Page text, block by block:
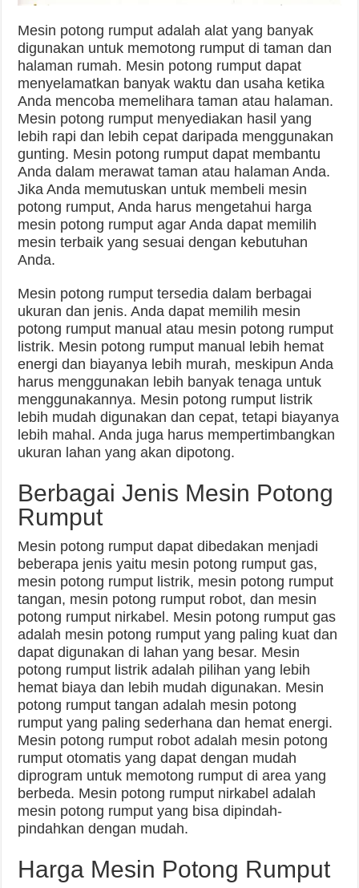
Mesin potong rumput adalah alat yang banyak
digunakan untuk memotong rumput di taman dan
halaman rumah. Mesin potong rumput dapat
menyelamatkan banyak waktu dan usaha ketika
Anda mencoba memelihara taman atau halaman.
Mesin potong rumput menyediakan hasil yang
lebih rapi dan lebih cepat daripada menggunakan
gunting. Mesin potong rumput dapat membantu
Anda dalam merawat taman atau halaman Anda.
Jika Anda memutuskan untuk membeli mesin
potong rumput, Anda harus mengetahui harga
mesin potong rumput agar Anda dapat memilih
mesin terbaik yang sesuai dengan kebutuhan
Anda.
Mesin potong rumput tersedia dalam berbagai
ukuran dan jenis. Anda dapat memilih mesin
potong rumput manual atau mesin potong rumput
listrik. Mesin potong rumput manual lebih hemat
energi dan biayanya lebih murah, meskipun Anda
harus menggunakan lebih banyak tenaga untuk
menggunakannya. Mesin potong rumput listrik
lebih mudah digunakan dan cepat, tetapi biayanya
lebih mahal. Anda juga harus mempertimbangkan
ukuran lahan yang akan dipotong.
Berbagai Jenis Mesin Potong
Rumput
Mesin potong rumput dapat dibedakan menjadi
beberapa jenis yaitu mesin potong rumput gas,
mesin potong rumput listrik, mesin potong rumput
tangan, mesin potong rumput robot, dan mesin
potong rumput nirkabel. Mesin potong rumput gas
adalah mesin potong rumput yang paling kuat dan
dapat digunakan di lahan yang besar. Mesin
potong rumput listrik adalah pilihan yang lebih
hemat biaya dan lebih mudah digunakan. Mesin
potong rumput tangan adalah mesin potong
rumput yang paling sederhana dan hemat energi.
Mesin potong rumput robot adalah mesin potong
rumput otomatis yang dapat dengan mudah
diprogram untuk memotong rumput di area yang
berbeda. Mesin potong rumput nirkabel adalah
mesin potong rumput yang bisa dipindah-
pindahkan dengan mudah.
Harga Mesin Potong Rumput